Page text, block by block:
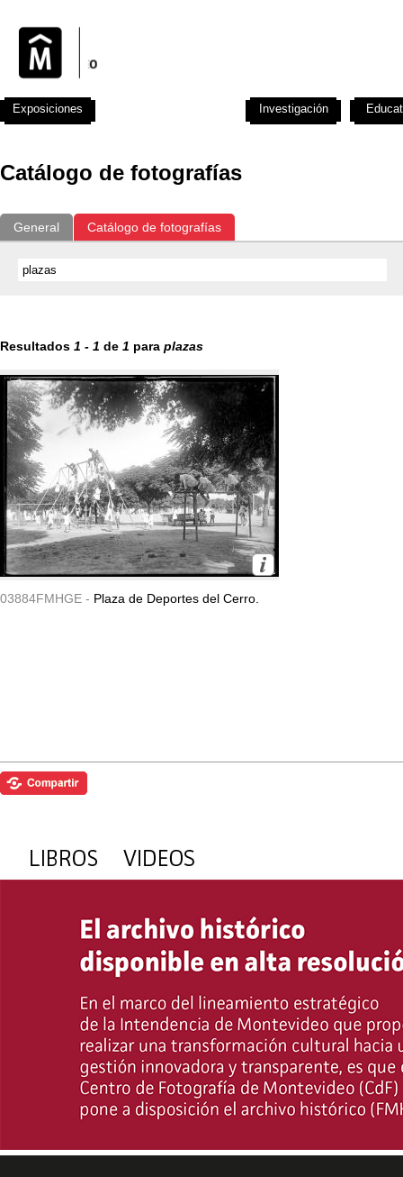
Catálogo de fotografías
General Catálogo de fotografías
Resultados 1 - 1 de 1 para plazas
03884FMHGE - Plaza de Deportes del Cerro.
Exposiciones Investigación